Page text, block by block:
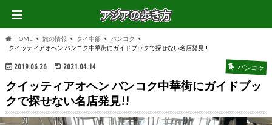
HOME 旅の情報 タイ中部
バンコク
クイッティアオヘン バンコク中華街にガイドブックで探せない名店発見!!
2019.06.26 2021.04.14 バンコク
クイッティアオヘン バンコク中華街にガイドブッ
クで探せない名店発見!!